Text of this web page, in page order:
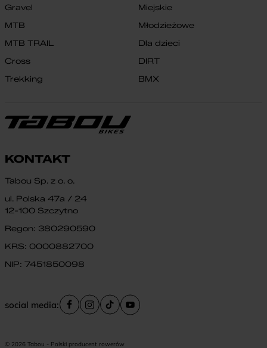
Gravel
MTB
MTB TRAIL
Cross
Trekking
Miejskie
Młodzieżowe
Dla dzieci
DIRT
BMX
KONTAKT
Tabou Sp. z o. o.
ul. Polska 47a / 24
12-100 Szczytno
Regon: 380290590
KRS: 0000882700
NIP: 7451850098
social media:
© 2026 Tabou - Polski producent rowerów